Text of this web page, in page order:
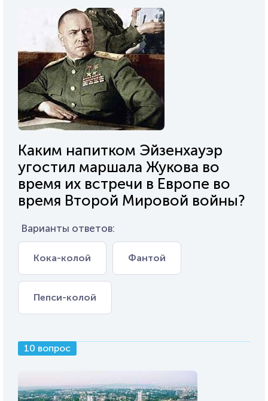
Каким напитком Эйзенхауэр
угостил маршала Жукова во
время их встречи в Европе во
время Второй Мировой войны?
Варианты ответов:
Кока-колой Фантой
Пепси-колой
10 вопрос